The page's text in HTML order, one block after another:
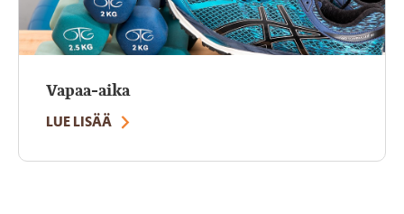
Vapaa-aika
LUE LISÄÄ